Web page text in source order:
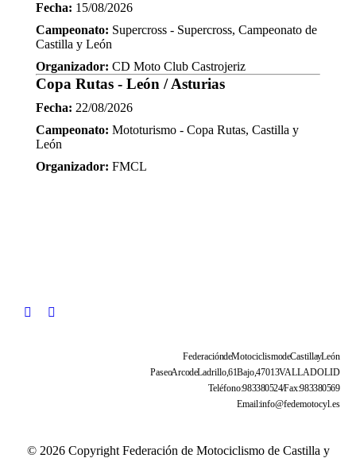
Fecha: 15/08/2026
Campeonato: Supercross - Supercross, Campeonato de
Castilla y León
Organizador: CD Moto Club Castrojeriz
Copa Rutas - León / Asturias
Fecha: 22/08/2026
Campeonato: Mototurismo - Copa Rutas, Castilla y
León
Organizador: FMCL
Federación de Motociclismo de Castilla y León
Paseo Arco de Ladrillo, 61 Bajo, 47013 VALLADOLID
Teléfono: 983 38 05 24 / Fax: 983 38 05 69
Email: info@fedemotocyl.es
© 2026 Copyright Federación de Motociclismo de Castilla y